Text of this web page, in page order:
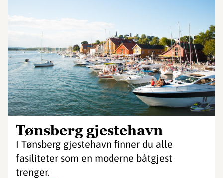
Tønsberg gjestehavn
I Tønsberg gjestehavn finner du alle
fasiliteter som en moderne båtgjest
trenger.